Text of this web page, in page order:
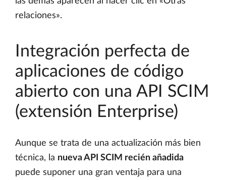
relaciones».
Integración perfecta de
aplicaciones de código
abierto con una API SCIM
(extensión Enterprise)
Aunque se trata de una actualización más bien
técnica, la nueva API SCIM recién añadida
puede suponer una gran ventaja para una